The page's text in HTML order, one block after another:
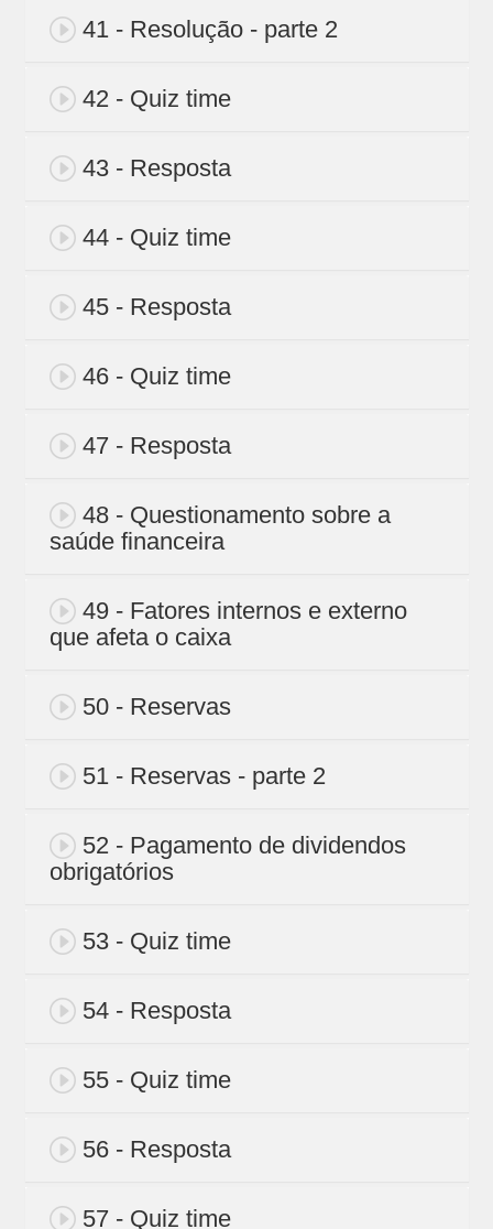
41 - Resolução - parte 2
42 - Quiz time
43 - Resposta
44 - Quiz time
45 - Resposta
46 - Quiz time
47 - Resposta
48 - Questionamento sobre a
saúde financeira
49 - Fatores internos e externo
que afeta o caixa
50 - Reservas
51 - Reservas - parte 2
52 - Pagamento de dividendos
obrigatórios
53 - Quiz time
54 - Resposta
55 - Quiz time
56 - Resposta
57 - Quiz time